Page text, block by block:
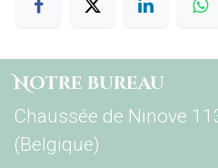
Notre bureau
Chaussée de Ninove
(Belgique)